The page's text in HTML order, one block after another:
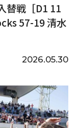
替戦［D1 11
57-19 清水
2026.05.30